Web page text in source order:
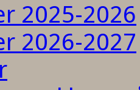
2025-2026
2026-2027